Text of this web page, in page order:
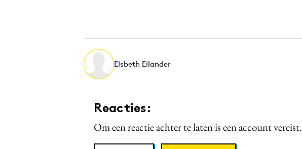
Elsbeth Eilander
Reacties:
Om een reactie achter te laten is een account vereist.